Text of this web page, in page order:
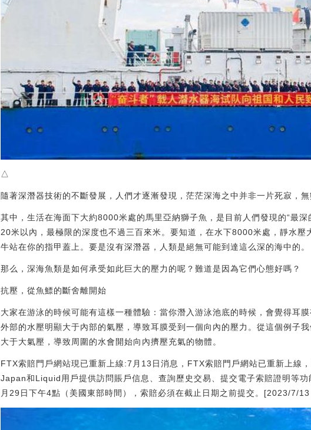
△
隨著深潛器技術的不斷發展，人們才逐漸發現，茫茫深海之中并非一片死寂，
其中，生活在海面下大約8000米處的馬里亞納獅子魚，是目前人們發現的“最
20米以內，最極限的深度也不過三百來米。要知道，在水下8000米處，靜水
牛站在你的指甲蓋上。要是沒有深潛器，人類是絕無可能到達這么深的海中的。
那么，深海魚類是如何承受如此巨大的壓力的呢？難道是因為它們心態好嗎？
抗壓，從魚鰾的斷舍離開始
大家在游泳的時候可能有這樣一種體驗：當你潛入游泳池底的時候，會覺得耳
外部的水壓明顯大于內部的氣壓，導致耳膜受到一個向內的壓力。從這個例子
大于大氣壓，導致周圍的水會開始向內擠壓充氣的物體。
FTX索賠門戶網站現已重新上線:7月13日消息，FTX索賠門戶網站已重新上
Japan和Liquid用戶提供訪問賬戶信息、查詢歷史交易、提交電子索賠證明等
月29日下午4點（美國東部時間），索賠必須在截止日期之前提交。[2023/7/